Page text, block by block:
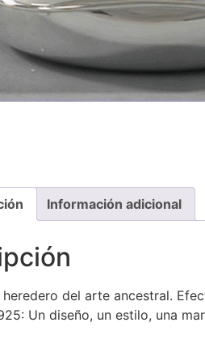
Información adicional
heredero del arte ancestral.
Un diseño, un estilo, una